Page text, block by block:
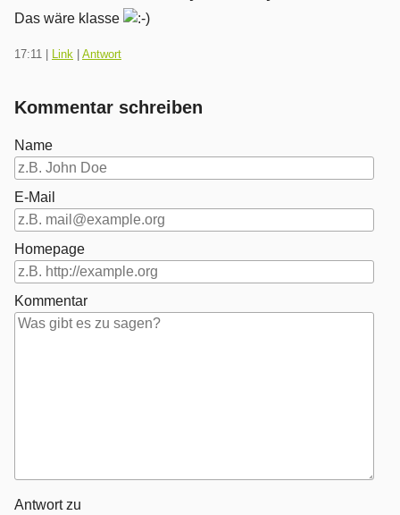
Das wäre klasse
17:11 Link Antwort
Kommentar schreiben
Name
E-Mail
Homepage
Kommentar
Antwort zu